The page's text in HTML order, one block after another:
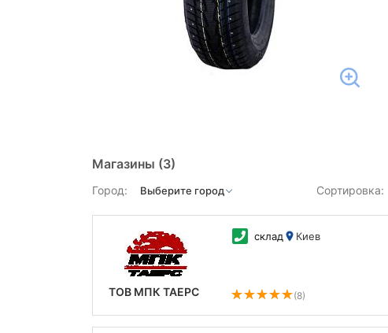
Магазины (3)
Город: Сортировка:
ТОВ МПК ТАЕРС
склад Киев
(8)